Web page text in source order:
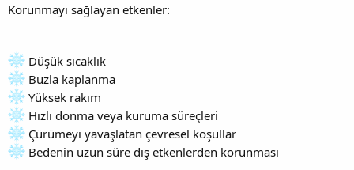
Korunmayı sağlayan etkenler:
Düşük sıcaklık
Buzla kaplanma
Yüksek rakım
Hızlı donma veya kuruma süreçleri
Çürümeyi yavaşlatan çevresel koşullar
Bedenin uzun süre dış etkenlerden korunması